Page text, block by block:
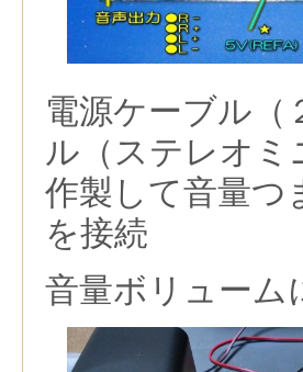
電源ケーブル（
ル（ステレオ
作製して音量つ
を接続
音量ボリューム